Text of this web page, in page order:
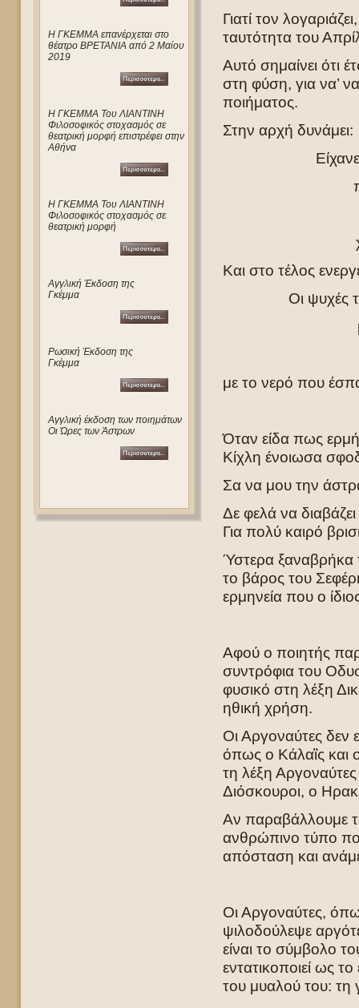
Η ΓΚΕΜΜΑ επανέρχεται στο
θέατρο ΒΡΕΤΑΝΙΑ από 2 Μαίου
2019
Η ΓΚΕΜΜΑ Του ΛΙΑΝΤΙΝΗ
Φιλοσοφικός στοχασμός σε
θεατρική μορφή επιστρέφει στην
Αθήνα
Η ΓΚΕΜΜΑ Του ΛΙΑΝΤΙΝΗ
Φιλοσοφικός στοχασμός σε
θεατρική μορφή
Αγγλική Έκδοση της
Γκέμμα
Ρωσική Έκδοση της
Γκέμμα
Αγγλική έκδοση των ποιημάτων
Οι Ώρες των Άστρων
Γιατί τον
ταυτότητα του
Αυτό σημαίνει ότι
στη φύση, για να’
ποιήματος.
Στην αρχή δυνάμει:
Και στο τέλος
Οι ψυχές
με το νερό που
Όταν είδα πως
Κίχλη ένοιωσα
Σα να μου την
Δε φελά να
Για πολύ καιρό
Ύστερα ξαναβρήκα
το βάρος του
ερμηνεία που ο
Αφού ο ποιητής
συντρόφια του
φυσικό στη λέξη
ηθική χρήση.
Οι Αργοναύτες δεν
όπως ο Κάλαἳς και
τη λέξη
Διόσκουροι, ο
Αν παραβάλλουμε
ανθρώπινο τύπο
απόσταση και
Οι Αργοναύτες,
ψιλοδούλεψε
είναι το σύμβολο
εντατικοποιεί ως
του μυαλού του: